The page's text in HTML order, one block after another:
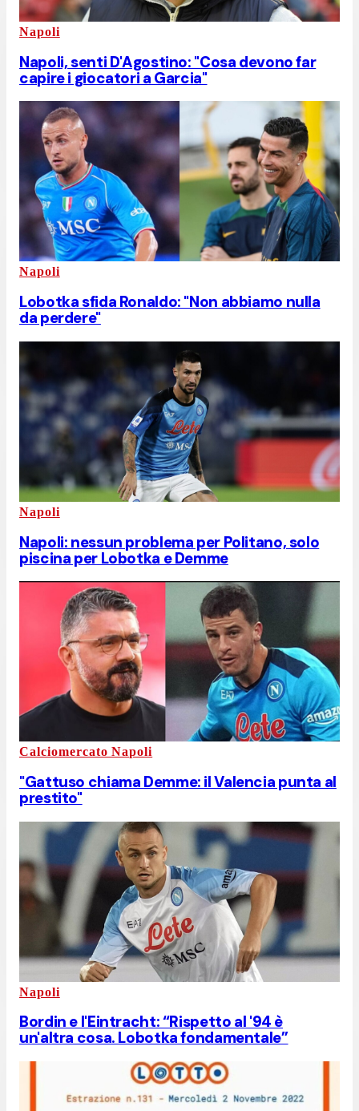
Napoli
Napoli, senti D'Agostino: "Cosa devono far
capire i giocatori a Garcia"
Napoli
Lobotka sfida Ronaldo: "Non abbiamo nulla
da perdere"
Napoli
Napoli: nessun problema per Politano, solo
piscina per Lobotka e Demme
Calciomercato Napoli
"Gattuso chiama Demme: il Valencia punta al
prestito"
Napoli
Bordin e l'Eintracht: “Rispetto al '94 è
un'altra cosa. Lobotka fondamentale”